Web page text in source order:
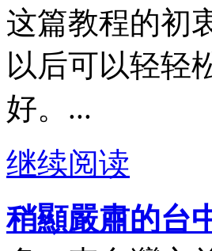
这篇教程的初
以后可以轻轻
好。...
继续阅读
稍顯嚴肅的台